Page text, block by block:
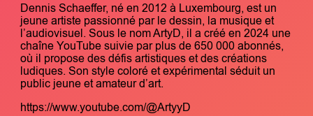
Dennis Schaeffer, né en 2012 à Luxembourg, est un
jeune artiste passionné par le dessin, la musique et
l’audiovisuel. Sous le nom ArtyD, il a créé en 2024 une
chaîne YouTube suivie par plus de 650 000 abonnés,
où il propose des défis artistiques et des créations
ludiques. Son style coloré et expérimental séduit un
public jeune et amateur d’art.
https://www.youtube.com/@ArtyyD